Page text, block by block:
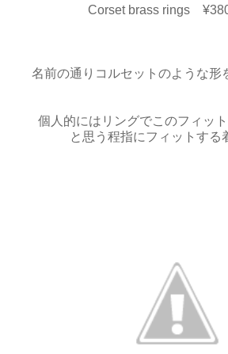
Corset brass rings
名前の通りコルセットのような形
個人的にはリングでこのフィット
と思う程指にフィットする